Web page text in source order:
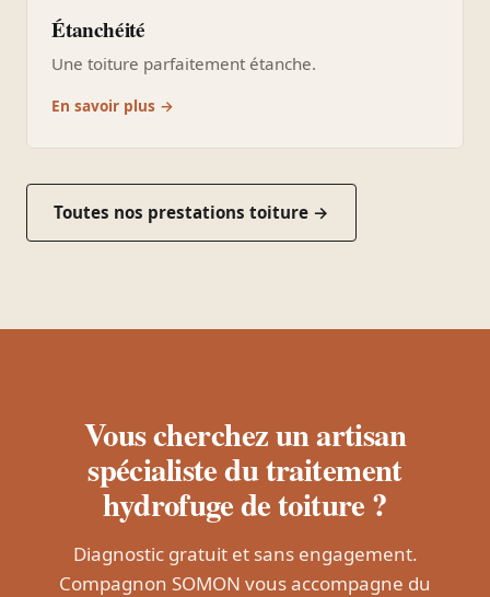
Étanchéité
Une toiture parfaitement étanche.
En savoir plus →
Toutes nos prestations toiture →
Vous cherchez un artisan
spécialiste du traitement
hydrofuge de toiture ?
Diagnostic gratuit et sans engagement.
Compagnon SOMON vous accompagne du